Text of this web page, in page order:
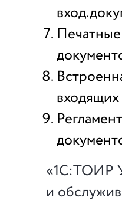
«1С:ТОИР
и